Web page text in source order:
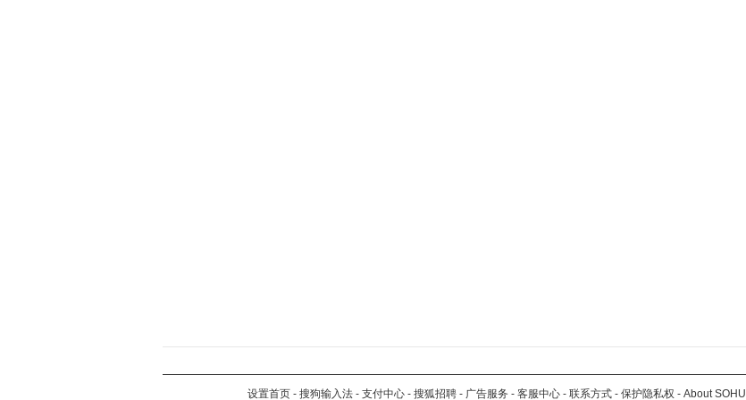
设置首页 - 搜狗输入法 - 支付中心 - 搜狐招聘 - 广告服务 - 客服中心 - 联系方式 - 保护隐私权 - About SOHU